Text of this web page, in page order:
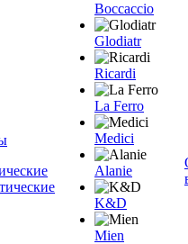
Boccaccio
Glodiatr
Ricardi
La Ferro
Medici
Alanie
K&D
Mien